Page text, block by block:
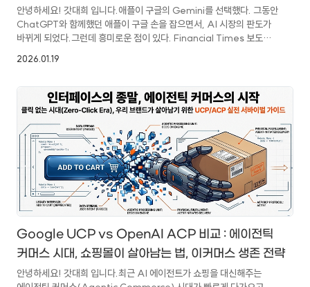
안녕하세요! 갓대희 입니다.애플이 구글의 Gemini를 선택했다. 그동안
ChatGPT와 함께했던 애플이 구글 손을 잡으면서, AI 시장의 판도가
바뀌게 되었다.그런데 흥미로운 점이 있다. Financial Times 보도에
아닌 "거절당함"에 가까운 상황이었던 것이다.오늘은 이 파트너십의
전체에 어떤 의미가 있는지 깊이 살펴보려고 한다.목차애플-구글
파트너십 핵심 정리왜 Gemini인가? 애플의 전략적 선택OpenAI가
먼저 손을 뗐다: 진짜 이야기새로운 Siri: LLM 기반 완전 재설계AI 업계
판도 변화앞으로의 전망마무리: 이 파트너십의 진짜 의미참고 ..
2026.01.19
Google UCP vs OpenAI ACP 비교 : 에이전틱
커머스 시대, 쇼핑몰이 살아남는 법, 이커머스 생존 전략
안녕하세요! 갓대희 입니다.최근 AI 에이전트가 쇼핑을 대신해주는